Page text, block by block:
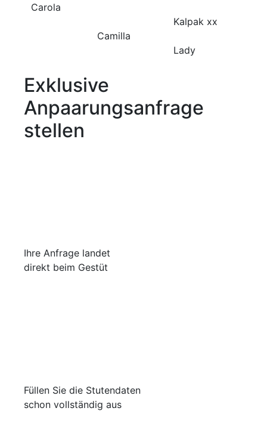
Carola
Camilla
Kalpak xx
Lady
Exklusive
Anpaarungsanfrage
stellen
Ihre Anfrage landet
direkt beim Gestüt
Füllen Sie die Stutendaten
schon vollständig aus